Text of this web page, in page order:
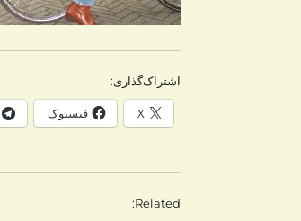
اشتراک‌گذاری:
X فیسبوک
Related